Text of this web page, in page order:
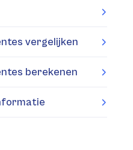
vergelijken
berekenen